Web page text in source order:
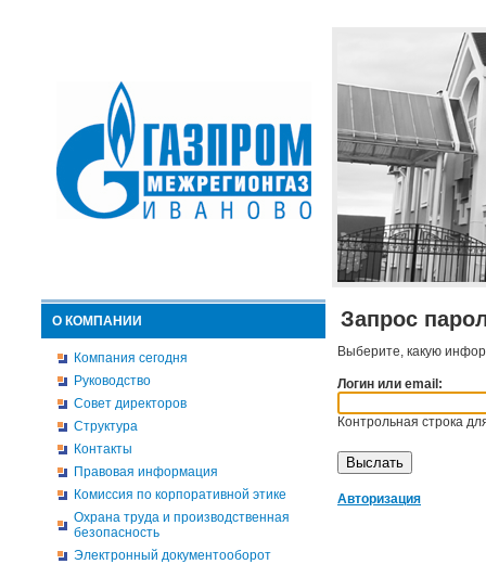
О КОМПАНИИ
Компания сегодня
Руководство
Совет директоров
Структура
Контакты
Правовая информация
Комиссия по корпоративной этике
Охрана труда и производственная
безопасность
Электронный документооборот
Запрос
Выберите, какую
Логин или email:
Контрольная строка
Авторизация